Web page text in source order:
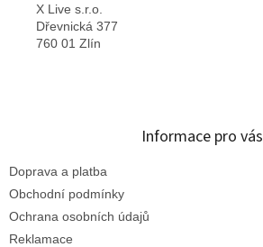
X Live s.r.o.
Dřevnická 377
760 01 Zlín
Informace pro vás
Doprava a platba
Obchodní podmínky
Ochrana osobních údajů
Reklamace